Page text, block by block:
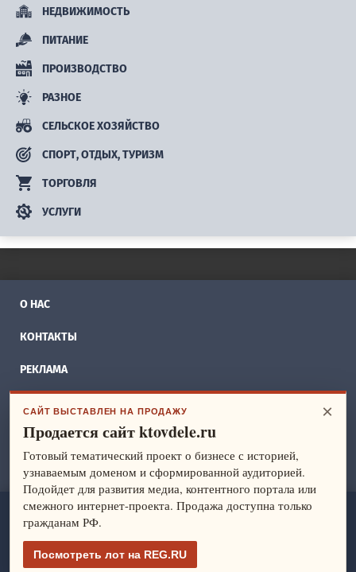
НЕДВИЖИМОСТЬ
ПИТАНИЕ
ПРОИЗВОДСТВО
РАЗНОЕ
СЕЛЬСКОЕ ХОЗЯЙСТВО
СПОРТ, ОТДЫХ, ТУРИЗМ
ТОРГОВЛЯ
УСЛУГИ
О НАС
КОНТАКТЫ
РЕКЛАМА
СПРАВОЧНИК
— идеи и ведение бизнеса. Все права защищены.
Политика конфиденциальности
×
САЙТ ВЫСТАВЛЕН НА ПРОДАЖУ
Продается сайт ktovdele.ru
Готовый тематический проект о бизнесе с историей,
узнаваемым доменом и сформированной аудиторией.
Подойдет для развития медиа, контентного портала или
смежного интернет-проекта. Продажа доступна только
гражданам РФ.
Посмотреть лот на REG.RU